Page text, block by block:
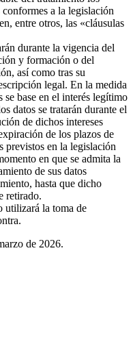
a la legislación
entre otros, las «cláusulas
durante la vigencia del
y formación o del
así como tras su
legal. En la medida
se base en el interés legítimo
datos se tratarán durante el
de dichos intereses
de los plazos de
previstos en la legislación
en que se admita la
de sus datos
hasta que dicho
retirado.
utilizará la toma de
de 2026.